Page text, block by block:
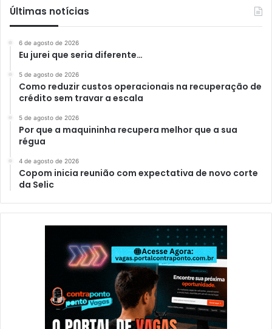
Últimas notícias
6 de agosto de 2026
Eu jurei que seria diferente…
5 de agosto de 2026
Como reduzir custos operacionais na recuperação de
crédito sem travar a escala
5 de agosto de 2026
Por que a maquininha recupera melhor que a sua
régua
4 de agosto de 2026
Copom inicia reunião com expectativa de novo corte
da Selic